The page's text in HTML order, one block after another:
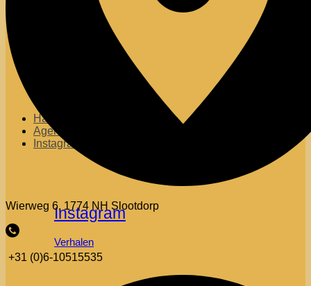
Haakreis naar Spanje
Agenda
Instagram
Instagram
Verhalen
Wierweg 6, 1774 NH Slootdorp
+31 (0)6-10515535